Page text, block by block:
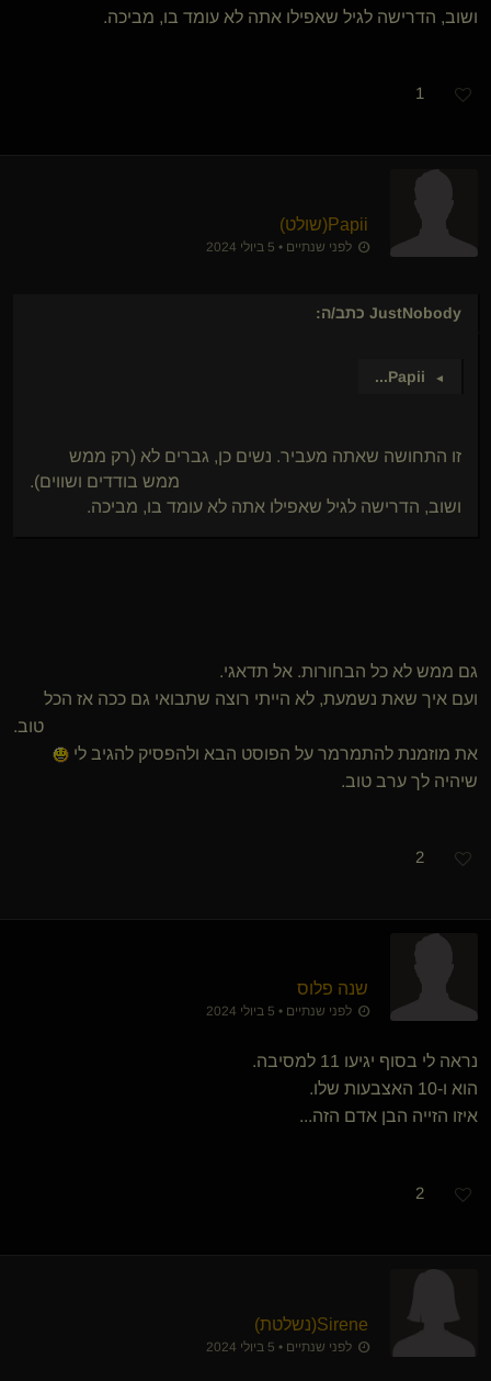
ושוב, הדרישה לגיל שאפילו אתה לא עומד בו, מביכה.
1
Papii​(שולט)
לפני שנתיים • 5 ביולי 2024
JustNobody כתב/ה:
►
Papii
...
זו התחושה שאתה מעביר. נשים כן, גברים לא (רק ממש
ממש בודדים ושווים).
ושוב, הדרישה לגיל שאפילו אתה לא עומד בו, מביכה.
גם ממש לא כל הבחורות. אל תדאגי.
ועם איך שאת נשמעת, לא הייתי רוצה שתבואי גם ככה אז הכל
טוב.
את מוזמנת להתמרמר על הפוסט הבא ולהפסיק להגיב לי
שיהיה לך ערב טוב.
2
שנה פלוס
לפני שנתיים • 5 ביולי 2024
נראה לי בסוף יגיעו 11 למסיבה.
הוא ו-10 האצבעות שלו.
איזו הזייה הבן אדם הזה...
2
Sirene​(נשלטת)
לפני שנתיים • 5 ביולי 2024